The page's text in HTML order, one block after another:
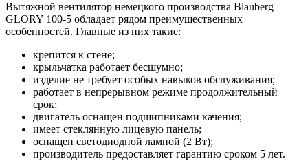
Вытяжной вентилятор немецкого производства Blauberg
GLORY 100-5 обладает рядом преимущественных
особенностей. Главные из них такие:
крепится к стене;
крыльчатка работает бесшумно;
изделие не требует особых навыков обслуживания;
работает в непрерывном режиме продолжительный
срок;
двигатель оснащен подшипниками качения;
имеет стеклянную лицевую панель;
оснащен светодиодной лампой (2 Вт);
производитель предоставляет гарантию сроком 5 лет.